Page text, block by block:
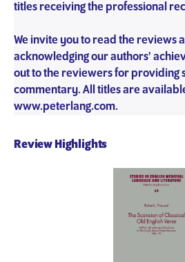
titles receiving the professional
We invite you to read the reviews
acknowledging our authors’
out to the reviewers for providing
commentary. All titles are
www.peterlang.com.
Review Highlights